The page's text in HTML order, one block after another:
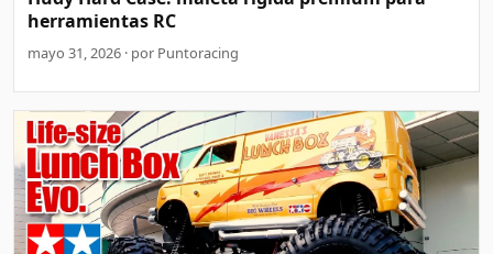
herramientas RC
mayo 31, 2026 · por Puntoracing